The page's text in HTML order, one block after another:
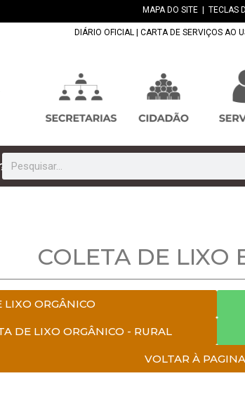
MAPA DO SITE TECLAS
DIÁRIO OFICIAL CARTA DE SERVIÇOS AO
COLETA DE LIXO
LIXO ORGÂNICO
DE LIXO ORGÂNICO - RURAL
VOLTAR À